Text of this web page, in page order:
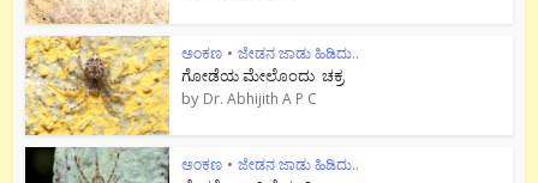
ಅಂಕಣ • ಜೇಡನ ಜಾಡು ಹಿಡಿದು..
ಗೋಡೆಯ ಮೇಲೊಂದು ಚಕ್ರ
by Dr. Abhijith A P C
ಅಂಕಣ • ಜೇಡನ ಜಾಡು ಹಿಡಿದು..